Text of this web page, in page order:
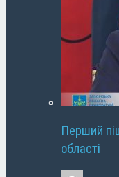
Перший
області